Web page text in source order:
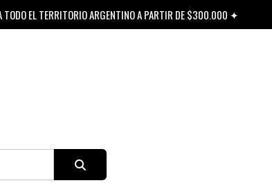
EL TERRITORIO ARGENTINO A PARTIR DE $300.000 ✦